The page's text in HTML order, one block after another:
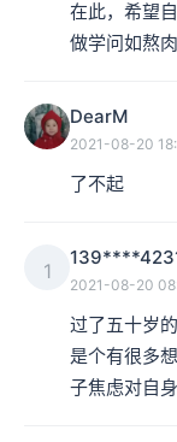
在此，希望
做学问如熬
DearM
2021-08-20
了不起
1
2021-08-20
过了五十岁
是个有很多
子焦虑对自